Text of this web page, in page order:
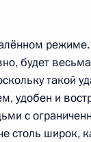
будет
такой
удобен и
с
столь широк,